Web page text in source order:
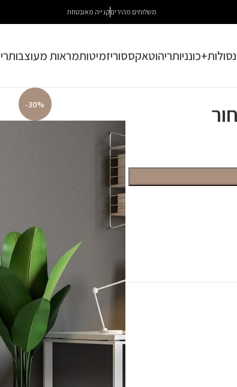
משלוחים מהיריםקנייה מאובטחת
ריהוטאקססוריזמיטותמראות מעוצבות
-30%